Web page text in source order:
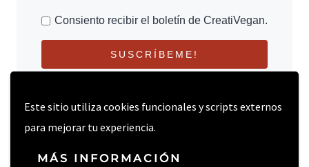
Este sitio utiliza cookies funcionales y scripts externos
para mejorar tu experiencia.
MÁS INFORMACIÓN
Consiento recibir el boletín de CreatiVegan.
SUSCRÍBEME!